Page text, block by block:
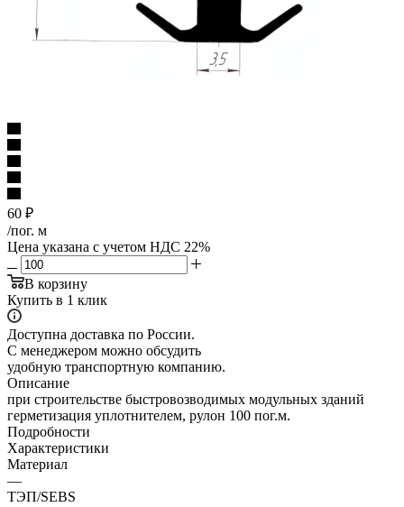
60 ₽
/пог. м
Цена указана с учетом НДС 22%
В корзину
Купить в 1 клик
Доступна доставка по России.
С менеджером можно обсудить
удобную транспортную компанию.
Описание
при строительстве быстровозводимых модульных зданий
герметизация уплотнителем, рулон 100 пог.м.
Подробности
Характеристики
Материал
—
ТЭП/SEBS